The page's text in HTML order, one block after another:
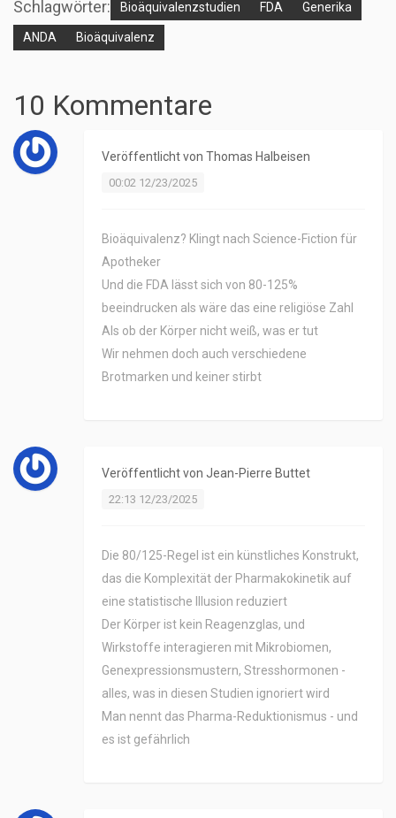
Schlagwörter: Bioäquivalenzstudien FDA Generika
ANDA Bioäquivalenz
10 Kommentare
Veröffentlicht von Thomas Halbeisen
00:02 12/23/2025
Bioäquivalenz? Klingt nach Science-Fiction für
Apotheker
Und die FDA lässt sich von 80-125%
beeindrucken als wäre das eine religiöse Zahl
Als ob der Körper nicht weiß, was er tut
Wir nehmen doch auch verschiedene
Brotmarken und keiner stirbt
Veröffentlicht von Jean-Pierre Buttet
22:13 12/23/2025
Die 80/125-Regel ist ein künstliches Konstrukt,
das die Komplexität der Pharmakokinetik auf
eine statistische Illusion reduziert
Der Körper ist kein Reagenzglas, und
Wirkstoffe interagieren mit Mikrobiomen,
Genexpressionsmustern, Stresshormonen -
alles, was in diesen Studien ignoriert wird
Man nennt das Pharma-Reduktionismus - und
es ist gefährlich